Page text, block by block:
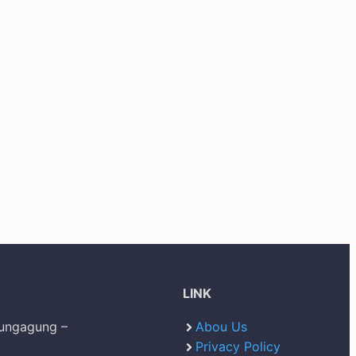
–
LINK
Abou Us
Privacy Policy